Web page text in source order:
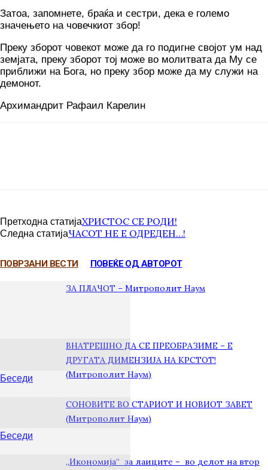
Затоа, запомнете, браќа и сестри, дека е големо
значењето на човечкиот збор!
Преку зборот човекот може да го подигне својот ум над
земјата, преку зборот тој може во молитвата да Му се
приближи на Бога, но преку збор може да му служи на
демонот.
Архимандрит Рафаил Карелин
Претходна статијаХРИСТОС СЕ РОДИ!
Следна статијаЧАСОТ НЕ Е ОДРЕДЕН…!
ПОВРЗАНИ ВЕСТИ ПОВЕЌЕ ОД АВТОРОТ
Беседи
ЗА ПЛАЧОТ – Митрополит Наум
Беседи
ВНАТРЕШНО ДА СЕ ПРЕОБРАЗИМЕ – Е
ДРУГАТА ДИМЕНЗИЈА НА КРСТОТ!
(Митрополит Наум)
СОНОВИТЕ ВО СТАРИОТ И НОВИОТ ЗАВЕТ
(Митрополит Наум)
„Икономија“ за лаиците – во делот на втор